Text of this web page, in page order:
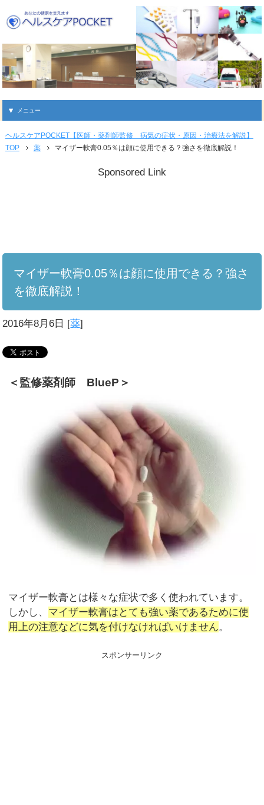
メニュー
ヘルスケアPOCKET【医師・薬剤師監修 病気の症状・原因・治療法を解説】
TOP
薬 マイザー軟膏0.05％は顔に使用できる？強さを徹底解説！
Sponsored Link
マイザー軟膏0.05％は顔に使用できる？強さ
を徹底解説！
2016年8月6日 [薬]
＜監修薬剤師 BlueP＞
マイザー軟膏とは様々な症状で多く使われています。
しかし、 マイザー軟膏はとても強い薬であるために使
用上の注意などに気を付けなければいけません。
スポンサーリンク